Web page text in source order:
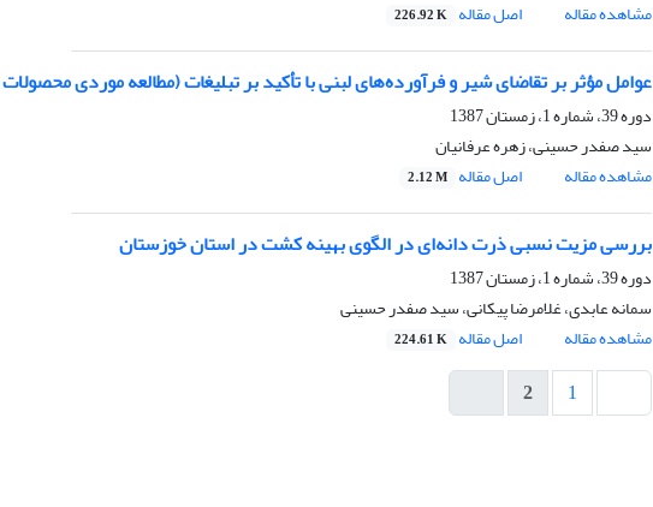
مشاهده مقاله
اصل مقاله 226.92 K
عوامل مؤثر بر تقاضای شیر و فرآورده‌های لبنی با تأکید بر تبلیغات (مطالعه‌ موردی
دوره 39، شماره 1، زمستان 1387
سید صفدر حسینی، زهره عرفانیان
مشاهده مقاله
اصل مقاله 2.12 M
بررسی مزیت نسبی ذرت دانه‌‌‎‌‌ای در الگوی بهینه کشت در استان خوزستان
دوره 39، شماره 1، زمستان 1387
سمانه عابدی، غلامرضا پیکانی، سید صفدر حسینی
مشاهده مقاله
اصل مقاله 224.61 K
1
2